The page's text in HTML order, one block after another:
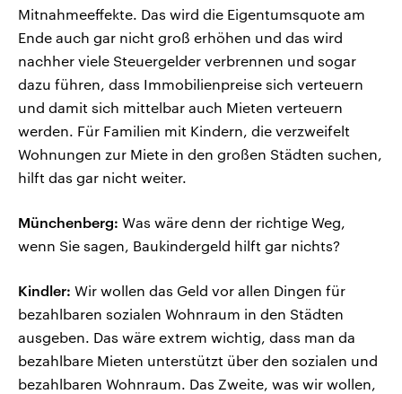
Mitnahmeeffekte. Das wird die Eigentumsquote am
Ende auch gar nicht groß erhöhen und das wird
nachher viele Steuergelder verbrennen und sogar
dazu führen, dass Immobilienpreise sich verteuern
und damit sich mittelbar auch Mieten verteuern
werden. Für Familien mit Kindern, die verzweifelt
Wohnungen zur Miete in den großen Städten suchen,
hilft das gar nicht weiter.
Münchenberg: Was wäre denn der richtige Weg,
wenn Sie sagen, Baukindergeld hilft gar nichts?
Kindler: Wir wollen das Geld vor allen Dingen für
bezahlbaren sozialen Wohnraum in den Städten
ausgeben. Das wäre extrem wichtig, dass man da
bezahlbare Mieten unterstützt über den sozialen und
bezahlbaren Wohnraum. Das Zweite, was wir wollen,